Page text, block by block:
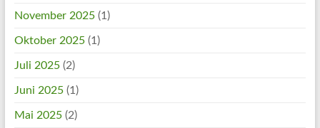
November 2025(1)
Oktober 2025(1)
Juli 2025(2)
Juni 2025(1)
Mai 2025(2)